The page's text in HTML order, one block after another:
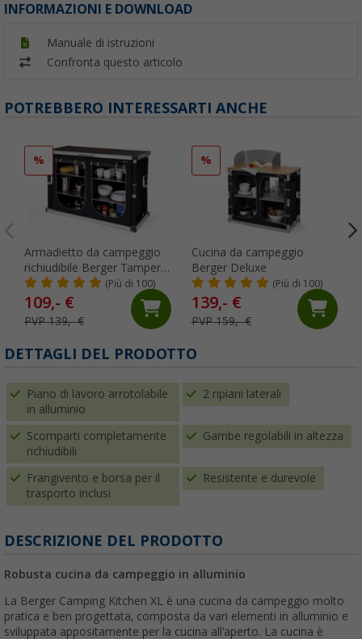
INFORMAZIONI E DOWNLOAD
Manuale di istruzioni
Confronta questo articolo
POTREBBERO INTERESSARTI ANCHE
%
Armadietto da campeggio
richiudibile Berger Tampere
L
(Più di 100)
109,- €
PVP 139,- €
%
Cucina da campeggio
Berger Deluxe
(Più di 100)
139,- €
PVP 159,- €
DETTAGLI DEL PRODOTTO
Piano di lavoro arrotolabile
in alluminio
2 ripiani laterali
Scomparti completamente
richiudibili
Gambe regolabili in altezza
Frangivento e borsa per il
trasporto inclusi
Resistente e durevole
DESCRIZIONE DEL PRODOTTO
Robusta cucina da campeggio in alluminio
La Berger Camping Kitchen XL è una cucina da campeggio molto
pratica e ben progettata, composta da vari elementi in alluminio e
sviluppata appositamente per la cucina all'aperto. La cucina è